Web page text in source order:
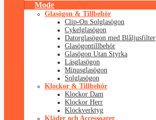
Mode
Glasögon & Tillbehör
Clip-On Solglasögon
Cykelglasögon
Datorglasögon med Blåljusfilter
Glasögontillbehör
Glasögon Utan Styrka
Läsglasögon
Minusglasögon
Solglasögon
Klockor & Tillbehör
Klockor Dam
Klockor Herr
Klockverktyg
Kläder och Accessoarer